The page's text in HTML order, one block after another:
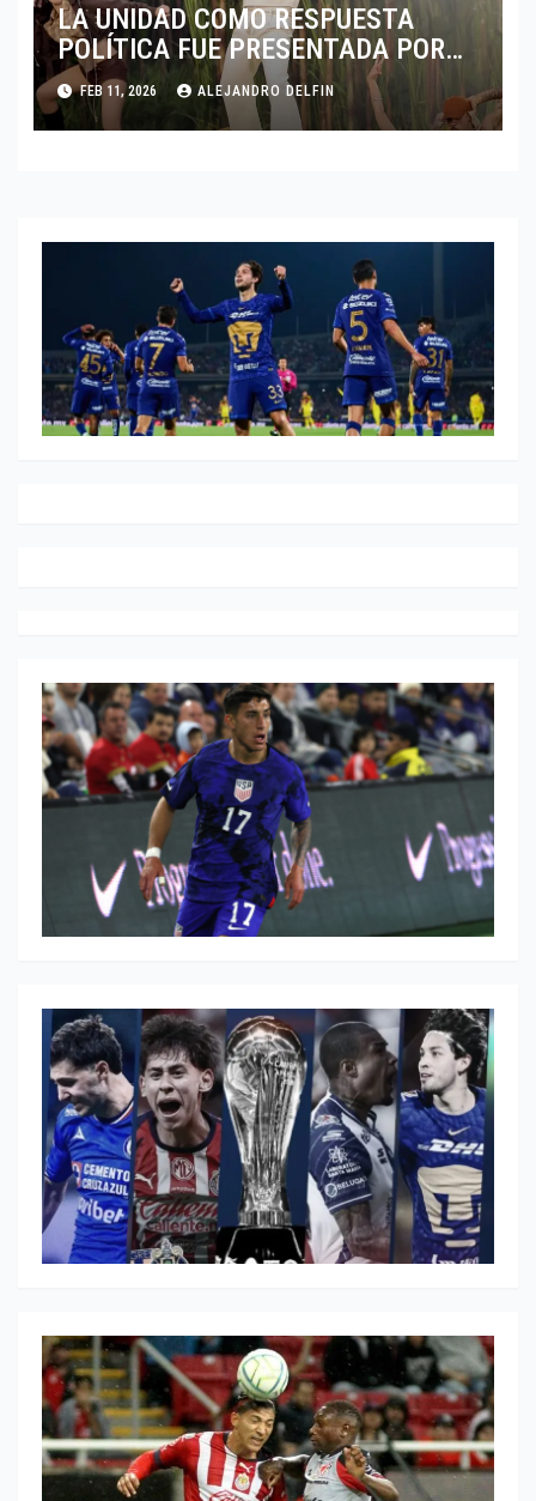
LA UNIDAD COMO RESPUESTA
POLÍTICA FUE PRESENTADA POR
BAD BUNNY EN EL SUPER BOWL LX
FEB 11, 2026 ALEJANDRO DELFIN